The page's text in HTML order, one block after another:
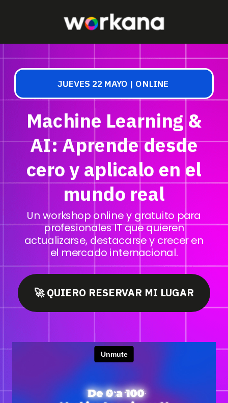
Machine Learning &
AI: Aprende desde
cero y aplicalo en el
mundo real
Un workshop online y gratuito para
profesionales IT que quieren
actualizarse, destacarse y crecer en
el mercado internacional.
JUEVES 22 MAYO | ONLINE
🚀 QUIERO RESERVAR MI LUGAR